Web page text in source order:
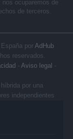
nos ocuparemos de
de terceros.
por AdHub
reservados.
- Aviso legal -
por una
independientes